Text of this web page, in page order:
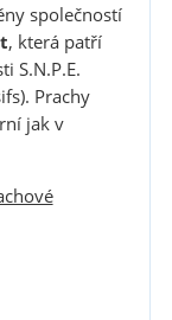
společností
, která patří
S.N.P.E.
Prachy
jak v